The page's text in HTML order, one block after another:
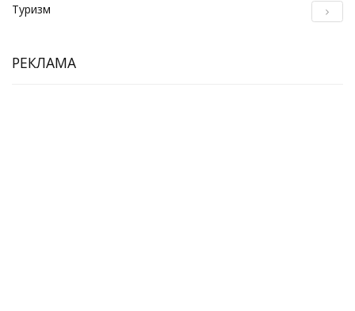
Туризм
РЕКЛАМА